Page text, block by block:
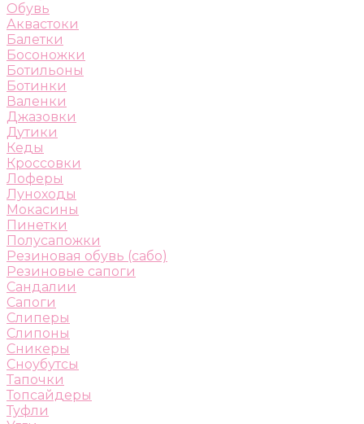
Обувь
Аквастоки
Балетки
Босоножки
Ботильоны
Ботинки
Валенки
Джазовки
Дутики
Кеды
Кроссовки
Лоферы
Луноходы
Мокасины
Пинетки
Полусапожки
Резиновая обувь (сабо)
Резиновые сапоги
Сандалии
Сапоги
Слиперы
Слипоны
Сникеры
Сноубутсы
Тапочки
Топсайдеры
Туфли